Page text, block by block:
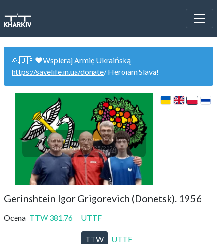
🙏🇺🇦❤️Wspieraj Armię Ukraińską
https://savelife.in.ua/donate/ Heroiam Slava!
Drużynowe Mistrzostwa Charkowa
Pierwsza Liga 2025/2026
Gerinshtein Igor Grigorevich (Donetsk). 1956
Ocena TTW 381.76 UTTF
TTW UTTF